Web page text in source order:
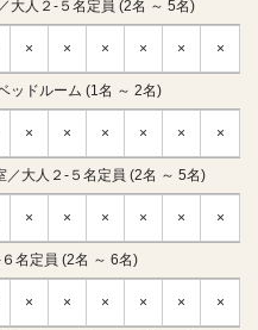
人２-５名定員 (2名 ～ 5名)
× × × × × ×
ッドルーム (1名 ～ 2名)
× × × × × ×
大人２-５名定員 (2名 ～ 5名)
× × × × × ×
名定員 (2名 ～ 6名)
× × × × × ×